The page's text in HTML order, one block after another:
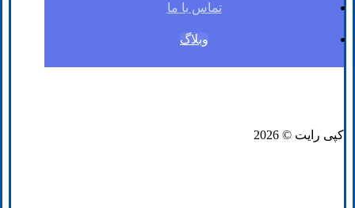
تماس با ما
وبلاگ
کپی رایت © 2026